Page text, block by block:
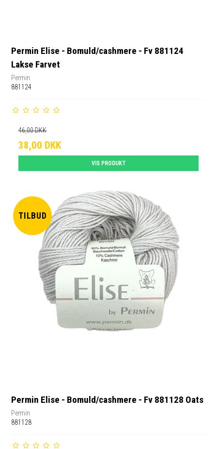
Permin Elise - Bomuld/cashmere - Fv 881124
Lakse Farvet
Permin
881124
46,00 DKK
38,00 DKK
VIS PRODUKT
TILBUD
Permin Elise - Bomuld/cashmere - Fv 881128 Oats
Permin
881128